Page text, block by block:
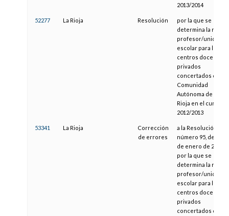
2013/2014
52277 La Rioja Resolución
por la que se
determina la ratio
profesor/unidad
escolar para los
centros docentes
privados
concertados de la
Comunidad
Autónoma de La
Rioja en el curso
2012/2013
53341 La Rioja
Corrección
de errores
a la Resolución
número 95, de 20
de enero de 2012,
por la que se
determina la ratio
profesor/unidad
escolar para los
centros docentes
privados
concertados de la